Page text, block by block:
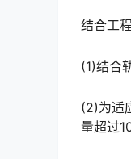
结合工
(1)结合
(2)为适
量超过